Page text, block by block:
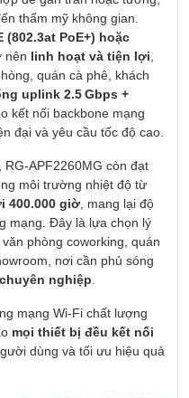
thẩm mỹ không gian.
(802.3at PoE+) hoặc
nên linh hoạt và tiện lợi,
quán cà phê, khách
uplink 2.5 Gbps +
kết nối backbone mạng
đại và yêu cầu tốc độ cao.
còn đạt
môi trường nhiệt độ từ
400.000 giờ, mang lại độ
mạng. Đây là lựa chọn lý
phòng coworking, quán
nơi cần phủ sóng
nghiệp.
mạng Wi‑Fi chất lượng
mọi thiết bị đều kết nối
dùng và tối ưu hiệu quả